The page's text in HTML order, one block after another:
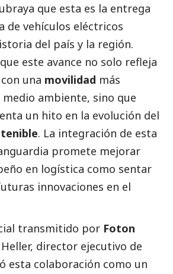
que esta es la entrega
de vehículos eléctricos
del país y la región.
este avance no solo refleja
con una movilidad más
ambiente, sino que
un hito en la evolución del
. La integración de esta
promete mejorar
en logística como sentar
innovaciones en el
transmitido por Foton
director ejecutivo de
esta colaboración como un